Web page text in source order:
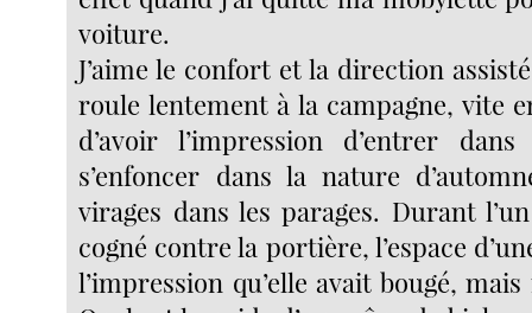
voiture.
J’aime le confort et la direction
roule lentement à la campagne, vite
d’avoir l’impression d’entrer
s’enfoncer dans la nature
virages dans les parages. Durant
cogné contre la portière, l’espace
l’impression qu’elle avait bougé,